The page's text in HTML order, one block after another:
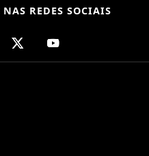
NAS REDES SOCIAIS